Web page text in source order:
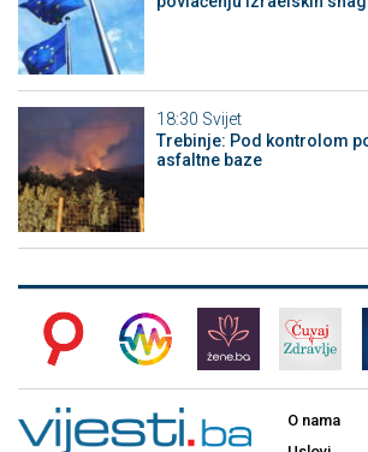
18:30 Svijet
Trebinje: Pod kontrolom
asfaltne baze
O nama